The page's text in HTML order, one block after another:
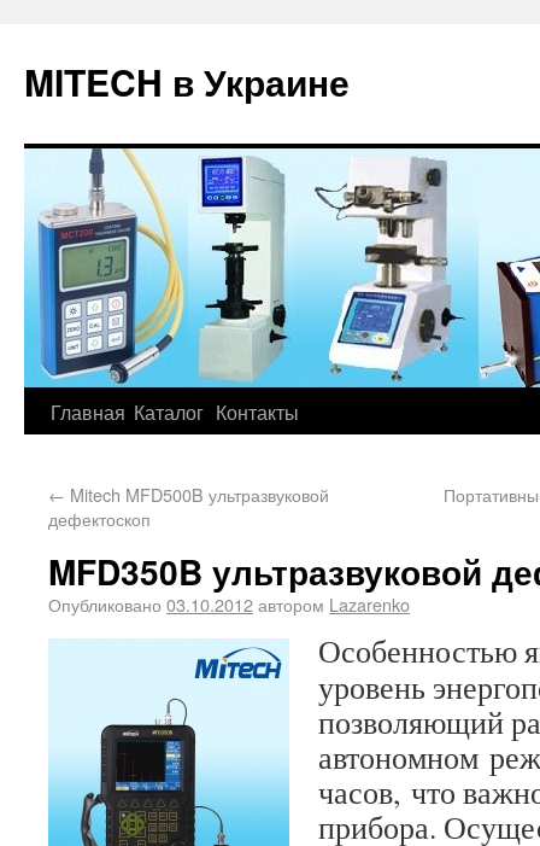
MITECH в Украине
Главная Каталог Контакты
← Mitech MFD500B ультразвуковой
дефектоскоп
MFD350B ультразвуковой
Опубликовано 03.10.2012автором Lazarenko
Особенностью
уровень
позволяющий
автономном
часов, что
прибора.